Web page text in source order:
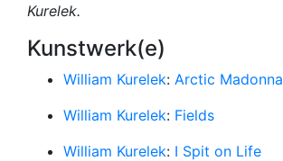
Kurelek.
Kunstwerk(e)
William Kurelek: Arctic Madonna
William Kurelek: Fields
William Kurelek: I Spit on Life